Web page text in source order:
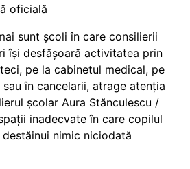
oficială
sunt școli în care consilierii
își desfășoară activitatea prin
pe la cabinetul medical, pe
sau în cancelarii, atrage atenția
școlar Aura Stănculescu /
inadecvate în care copilul
destăinui nimic niciodată